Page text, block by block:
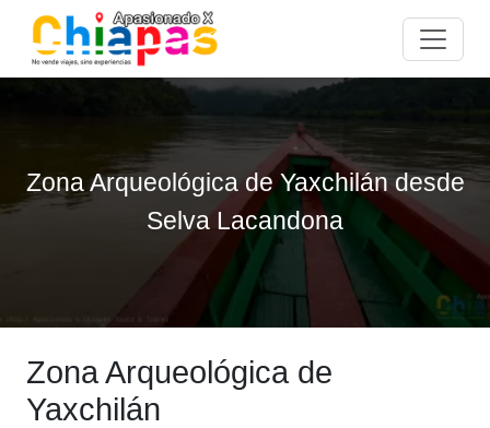
Zona Arqueológica de Yaxchilán desde
Selva Lacandona
Zona Arqueológica de
Yaxchilán